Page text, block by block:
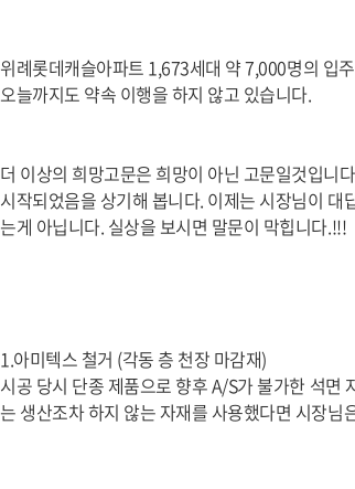
위례롯데캐슬아파트 1,673세대 약 7,000명의 입
오늘까지도 약속 이행을 하지 않고 있습니다.
더 이상의 희망고문은 희망이 아닌 고문일것입니
시작되었음을 상기해 봅니다. 이제는 시장님이
는게 아닙니다. 실상을 보시면 말문이 막힙니다.!!!
1.아미텍스 철거 (각동 층 천장 마감재)
시공 당시 단종 제품으로 향후 A/S가 불가한 석면
는 생산조차 하지 않는 자재를 사용했다면 시장님